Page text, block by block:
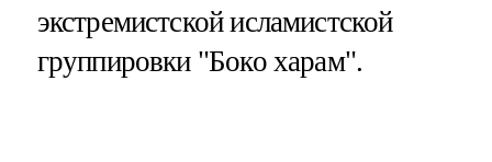
экстремистской исламистской
группировки "Боко харам".